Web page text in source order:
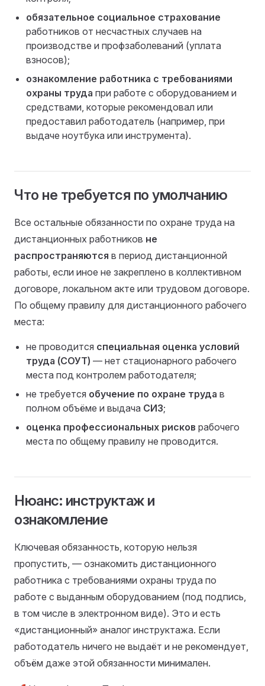
обязательное социальное страхование
работников от несчастных случаев на
производстве и профзаболеваний (уплата
взносов);
ознакомление работника с требованиями
охраны труда при работе с оборудованием и
средствами, которые рекомендовал или
предоставил работодатель (например, при
выдаче ноутбука или инструмента).
Что не требуется по умолчанию
Все остальные обязанности по охране труда на
дистанционных работников не
распространяются в период дистанционной
работы, если иное не закреплено в коллективном
договоре, локальном акте или трудовом договоре.
По общему правилу для дистанционного рабочего
места:
не проводится специальная оценка условий
труда (СОУТ) — нет стационарного рабочего
места под контролем работодателя;
не требуется обучение по охране труда в
полном объёме и выдача СИЗ;
оценка профессиональных рисков рабочего
места по общему правилу не проводится.
Нюанс: инструктаж и
ознакомление
Ключевая обязанность, которую нельзя
пропустить, — ознакомить дистанционного
работника с требованиями охраны труда по
работе с выданным оборудованием (под подпись,
в том числе в электронном виде). Это и есть
«дистанционный» аналог инструктажа. Если
работодатель ничего не выдаёт и не рекомендует,
объём даже этой обязанности минимален.